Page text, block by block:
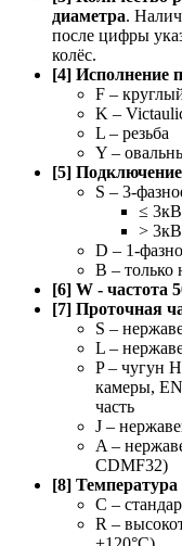
диаметра.
после цифры
колёс.
[4] Исполнение
F –
K –
L – резьба
Y –
[5]
S – 3-
≤
>
D – 1-
B – только
[6] W - частота
[7] Проточная
S –
L –
P – чугун
камеры,
часть
J –
A –
CDMF32)
[8]
C –
R –